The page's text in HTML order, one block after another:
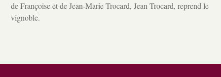
de Françoise et de Jean-Marie Trocard, Jean Trocard, reprend le
vignoble.